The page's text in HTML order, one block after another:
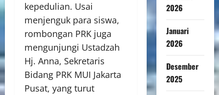
kepedulian. Usai
menjenguk para siswa,
rombongan PRK juga
mengunjungi Ustadzah
Hj. Anna, Sekretaris
Bidang PRK MUI Jakarta
Pusat, yang turut
2026
Januari
2026
Desember
2025